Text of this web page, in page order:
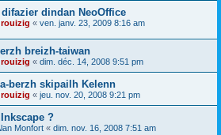
dindan NeoOffice
« ven. janv. 23, 2009 8:16 am
breizh-taiwan
« dim. déc. 14, 2008 9:51 pm
berzh skipailh Kelenn
« jeu. nov. 20, 2008 9:21 pm
?
Monfort « dim. nov. 16, 2008 7:51 am